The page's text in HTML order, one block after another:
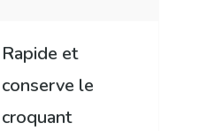
Rapide et
conserve le
croquant